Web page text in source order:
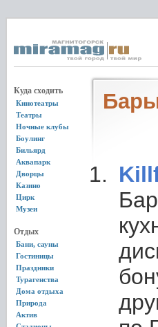
Куда сходить
Кинотеатры
Театры
Ночные клубы
Боулинг
Бильярд
Аквапарк
Дворцы
Казино
Цирк
Музеи
Отдых
Бани, сауны
Гостиницы
Праздники
Турагенства
Дома отдыха
Природа
Актив